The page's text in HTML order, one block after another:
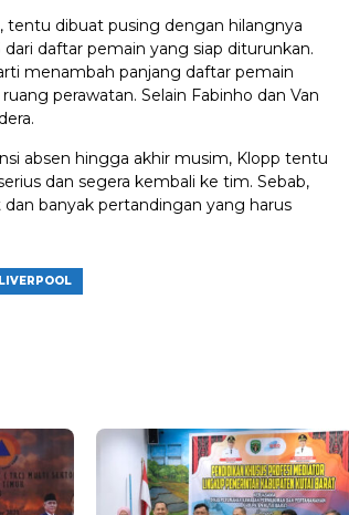
tentu dibuat pusing dengan hilangnya
daftar pemain yang siap diturunkan.
menambah panjang daftar pemain
perawatan. Selain Fabinho dan Van
absen hingga akhir musim, Klopp tentu
dan segera kembali ke tim. Sebab,
banyak pertandingan yang harus
LIVERPOOL